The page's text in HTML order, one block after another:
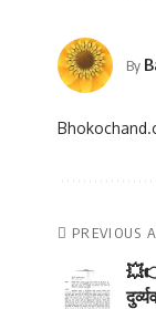
By
PREVIOUS